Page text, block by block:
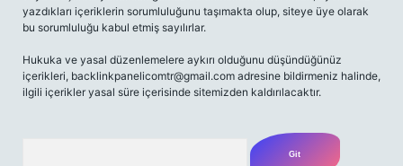
yazdıkları içeriklerin sorumluluğunu taşımakta olup, siteye üye olarak
bu sorumluluğu kabul etmiş sayılırlar.
Hukuka ve yasal düzenlemelere aykırı olduğunu düşündüğünüz
içerikleri, backlinkpanelicomtr@gmail.com adresine bildirmeniz halinde,
ilgili içerikler yasal süre içerisinde sitemizden kaldırılacaktır.